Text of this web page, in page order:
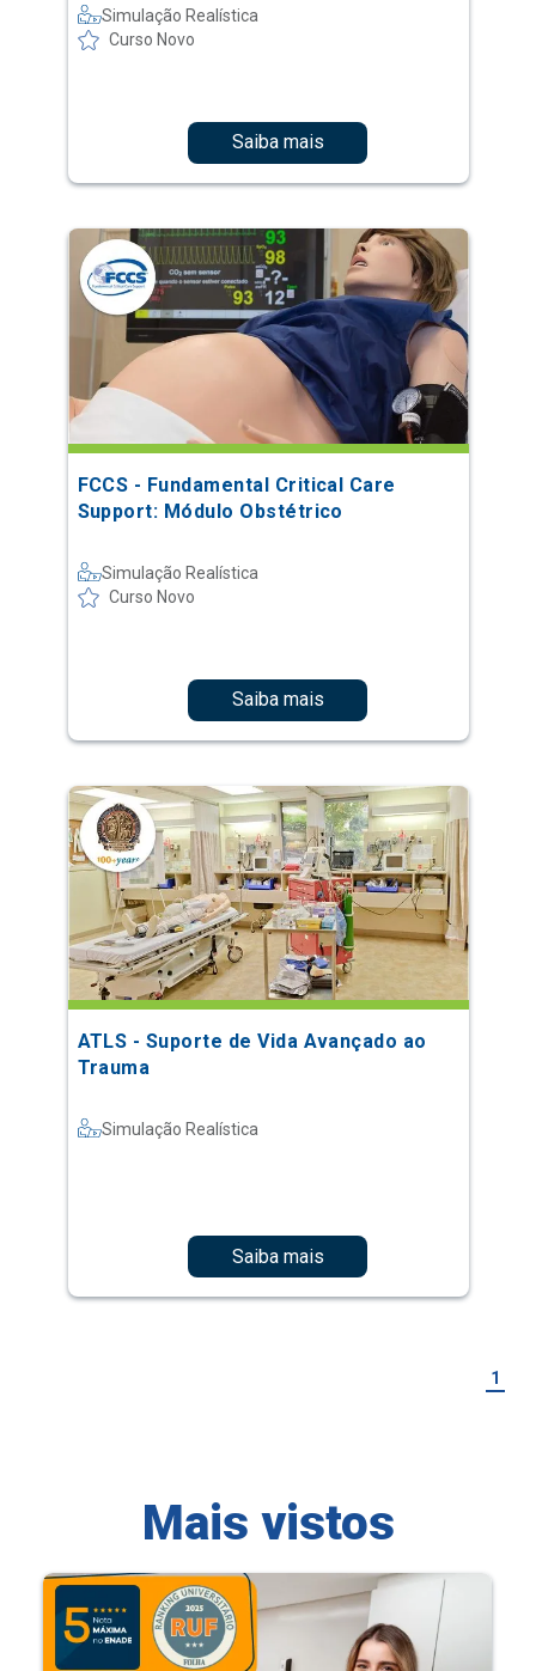
Simulação Realística
Curso Novo
Saiba mais
FCCS - Fundamental Critical Care
Support: Módulo Obstétrico
Simulação Realística
Curso Novo
Saiba mais
ATLS - Suporte de Vida Avançado ao
Trauma
Simulação Realística
Saiba mais
1
Mais vistos